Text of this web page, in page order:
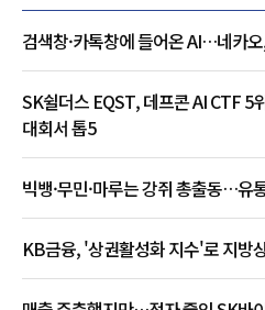
검색창·카톡창에 들어온 AI…네카
SK쉴더스 EQST, 데프콘 AI CTF
대회서 톱5
빅뱅·무민·마루는 강쥐 총출동…유
KB금융, '상권활성화 지수'로 지방